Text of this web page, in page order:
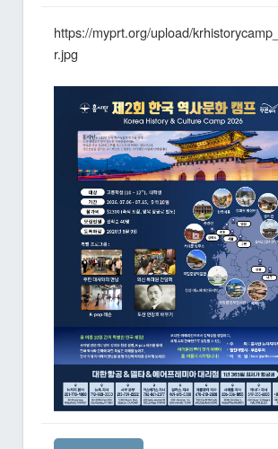
https://myprt.org/upload/
r.jpg